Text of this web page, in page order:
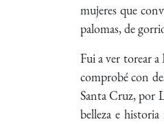
mujeres que
palomas, de
Fui a ver torear
comprobé con
Santa Cruz, por
belleza e